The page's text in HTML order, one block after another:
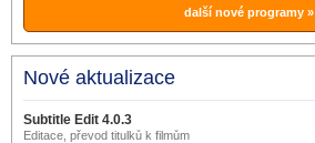
další nové programy »
Nové aktualizace
Subtitle Edit 4.0.3
Editace, převod titulků k filmům